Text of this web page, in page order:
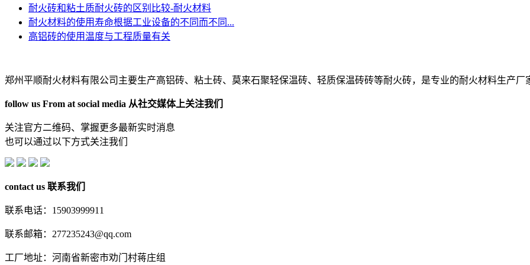
耐火砖和粘土质耐火砖的区别比较-耐火材料
耐火材料的使用寿命根据工业设备的不同而不同...
高铝砖的使用温度与工程质量有关
郑州平顺耐火材料有限公司主要生产高铝砖、粘土砖、莫来石聚轻保温砖、轻质保温砖砖等耐火砖，是专业的耐火材料生产厂
follow us From at social media 从社交媒体上关注我们
关注官方二维码、掌握更多最新实时消息
也可以通过以下方式关注我们
contact us 联系我们
联系电话：15903999911
联系邮箱：277235243@qq.com
工厂地址：河南省新密市劝门村蒋庄组